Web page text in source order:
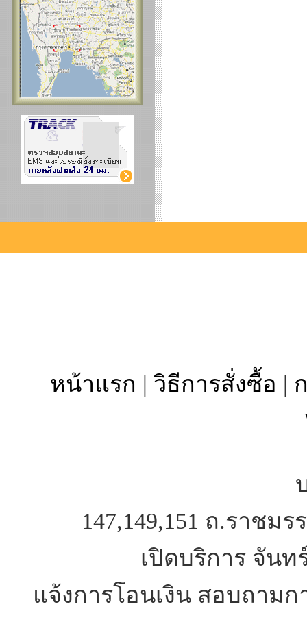
หน้าแรก | วิธีการสั่งซื้อ |
147,149,151 ถ.ราชม
เปิดบริการ จันท
แจ้งการโอนเงิน สอบถามก